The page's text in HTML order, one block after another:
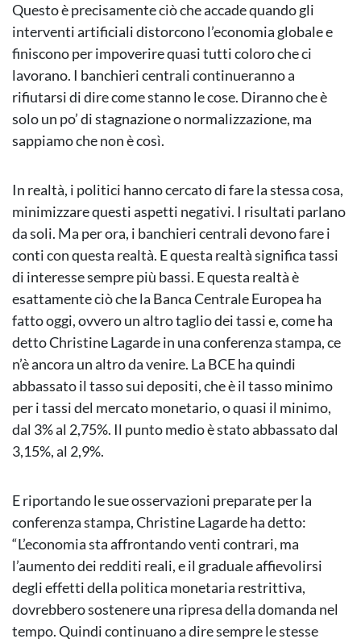
Questo è precisamente ciò che accade quando gli
interventi artificiali distorcono l’economia globale e
finiscono per impoverire quasi tutti coloro che ci
lavorano. I banchieri centrali continueranno a
rifiutarsi di dire come stanno le cose. Diranno che è
solo un po’ di stagnazione o normalizzazione, ma
sappiamo che non è così.
In realtà, i politici hanno cercato di fare la stessa cosa,
minimizzare questi aspetti negativi. I risultati parlano
da soli. Ma per ora, i banchieri centrali devono fare i
conti con questa realtà. E questa realtà significa tassi
di interesse sempre più bassi. E questa realtà è
esattamente ciò che la Banca Centrale Europea ha
fatto oggi, ovvero un altro taglio dei tassi e, come ha
detto Christine Lagarde in una conferenza stampa, ce
n’è ancora un altro da venire. La BCE ha quindi
abbassato il tasso sui depositi, che è il tasso minimo
per i tassi del mercato monetario, o quasi il minimo,
dal 3% al 2,75%. Il punto medio è stato abbassato dal
3,15%, al 2,9%.
E riportando le sue osservazioni preparate per la
conferenza stampa, Christine Lagarde ha detto:
“L’economia sta affrontando venti contrari, ma
l’aumento dei redditi reali, e il graduale affievolirsi
degli effetti della politica monetaria restrittiva,
dovrebbero sostenere una ripresa della domanda nel
tempo. Quindi continuano a dire sempre le stesse